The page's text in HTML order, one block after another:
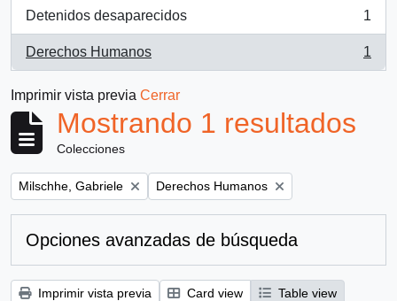
Detenidos desaparecidos
, 1 resultados
1
Derechos Humanos
, 1 resultados
1
Imprimir vista previa Cerrar
Mostrando 1 resultados
Colecciones
Remove filter:
Milschhe, Gabriele Remove filter:
Derechos Humanos
Opciones avanzadas de búsqueda
Imprimir vista previa Card view
Table view